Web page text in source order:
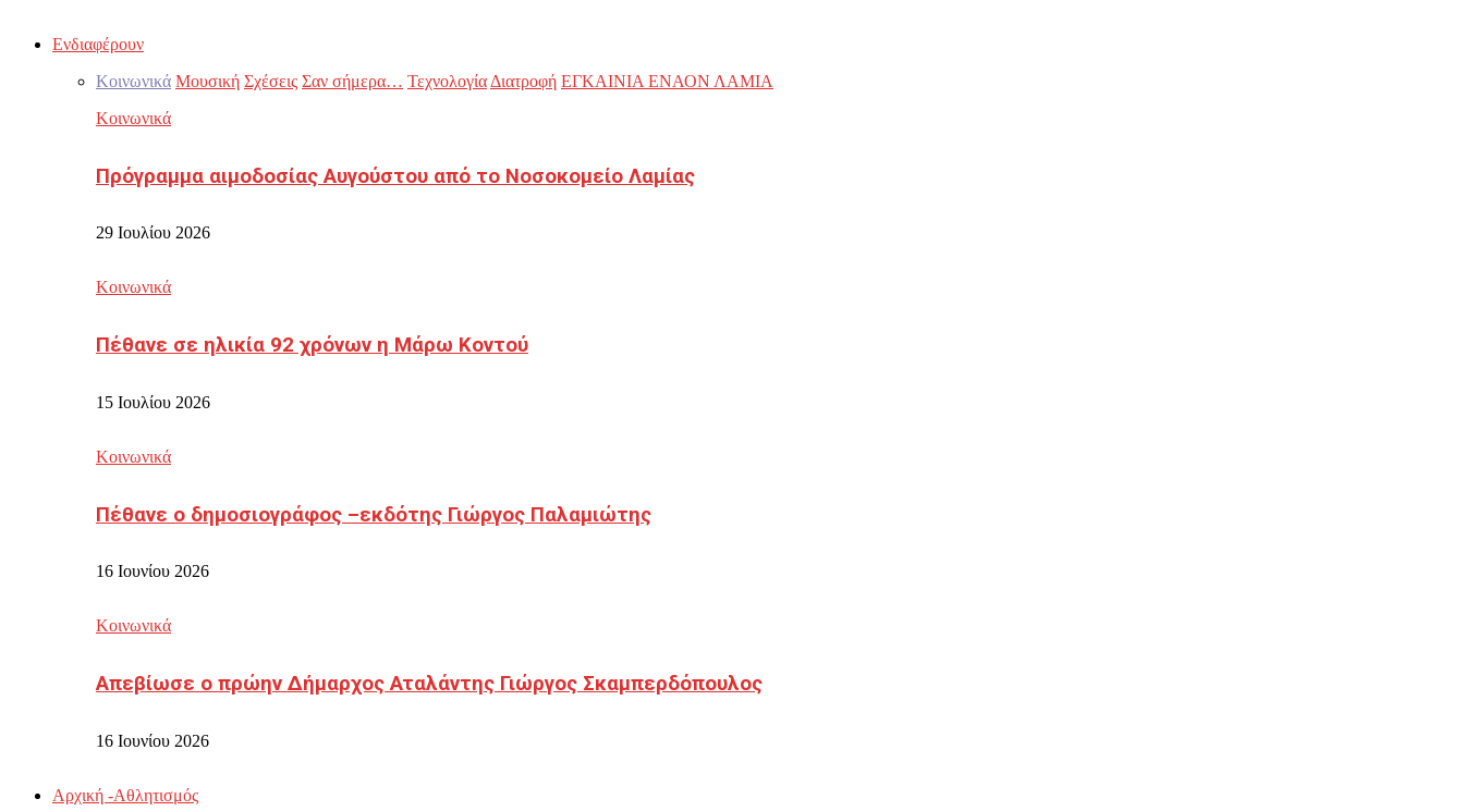
Ενδιαφέρουν
Κοινωνικά Μουσική Σχέσεις Σαν σήμερα… Τεχνολογία Διατροφή ΕΓΚΑΙΝΙΑ ΕΝΑΟΝ ΛΑΜΙΑ
Κοινωνικά
Πρόγραμμα αιμοδοσίας Αυγούστου από το Νοσοκομείο Λαμίας
29 Ιουλίου 2026
Κοινωνικά
Πέθανε σε ηλικία 92 χρόνων η Μάρω Κοντού
15 Ιουλίου 2026
Κοινωνικά
Πέθανε ο δημοσιογράφος –εκδότης Γιώργος Παλαμιώτης
16 Ιουνίου 2026
Κοινωνικά
Απεβίωσε ο πρώην Δήμαρχος Αταλάντης Γιώργος Σκαμπερδόπουλος
16 Ιουνίου 2026
Αρχική -Αθλητισμός